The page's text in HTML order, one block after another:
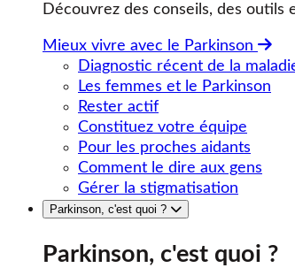
Découvrez des conseils, des
Mieux vivre avec le Parkinson
Diagnostic récent de la
Les femmes et le Parkinson
Rester actif
Constituez votre équipe
Pour les proches aidants
Comment le dire aux gens
Gérer la stigmatisation
Parkinson, c'est quoi ?
Parkinson, c'est quoi ?